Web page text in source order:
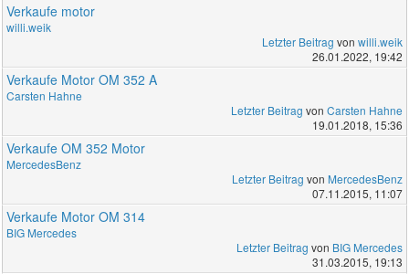
Verkaufe motor
willi.weik
Letzter Beitrag von willi.weik
26.01.2022, 19:42
Verkaufe Motor OM 352 A
Carsten Hahne
Letzter Beitrag von Carsten Hahne
19.01.2018, 15:36
Verkaufe OM 352 Motor
MercedesBenz
Letzter Beitrag von MercedesBenz
07.11.2015, 11:07
Verkaufe Motor OM 314
BIG Mercedes
Letzter Beitrag von BIG Mercedes
31.03.2015, 19:13